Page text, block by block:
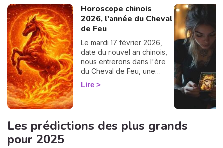
vraiment justifié ? Spoiler :
pas toujours. En 2026,
plusieurs rétrogradations
vont rythmer notre année,
et je vous propose de les
aborder ensemble, avec les
bonnes infos et le bon état
d’esprit. Je vous dis tout sur
la rétrogradation des
planètes à venir et comment
Horoscope chinois
2026, l'année du Cheval
de Feu
Le mardi 17 février 2026,
date du nouvel an chinois,
nous entrerons dans l'ère
du Cheval de Feu, une
année Yang, dynamique et
positive, orientée vers
zen et tranquille. Découvrez
Lire
Les prédictions des plus grands
pour 2025